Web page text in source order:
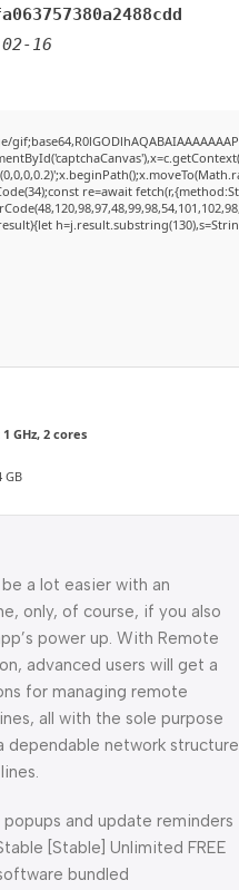
16
re=await
GHz, 2 cores
GB
a lot easier with an
only, of course, if you also
power up. With Remote
advanced users will get a
for managing remote
all with the sole purpose
network structure
and update reminders
[Stable] Unlimited FREE
bundled